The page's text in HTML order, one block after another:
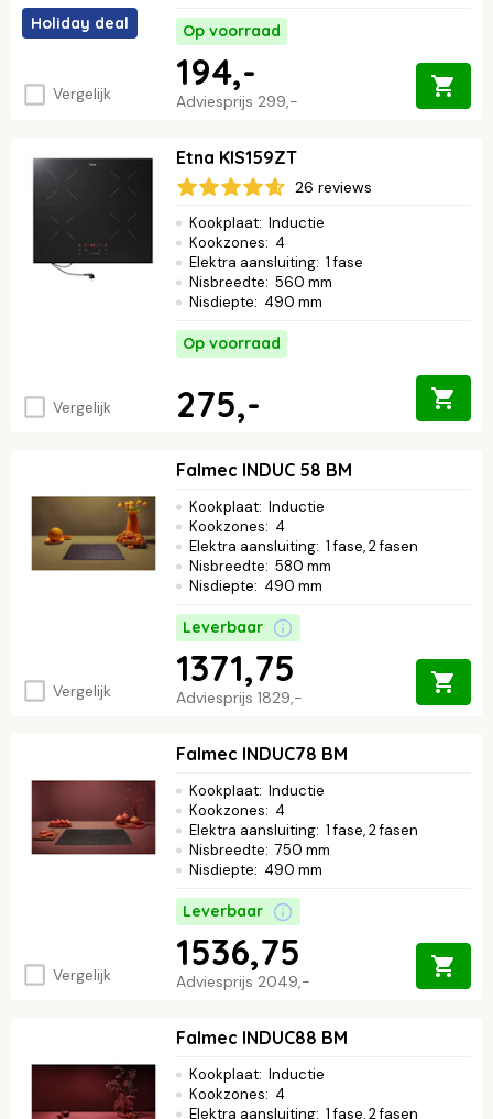
Holiday deal
Vergelijk
Op voorraad
Adviesprijs 299,-
194,-
Vergelijk
Etna KIS159ZT
26 reviews
Kookplaat: Inductie
Kookzones: 4
Elektra aansluiting: 1 fase
Nisbreedte: 560 mm
Nisdiepte: 490 mm
Op voorraad
275,-
Vergelijk
Falmec INDUC 58 BM
Kookplaat: Inductie
Kookzones: 4
Elektra aansluiting: 1 fase, 2 fasen
Nisbreedte: 580 mm
Nisdiepte: 490 mm
Leverbaar
Adviesprijs 1829,-
1371,75
Vergelijk
Falmec INDUC78 BM
Kookplaat: Inductie
Kookzones: 4
Elektra aansluiting: 1 fase, 2 fasen
Nisbreedte: 750 mm
Nisdiepte: 490 mm
Leverbaar
Adviesprijs 2049,-
1536,75
Falmec INDUC88 BM
Kookplaat: Inductie
Kookzones: 4
Elektra aansluiting: 1 fase, 2 fasen